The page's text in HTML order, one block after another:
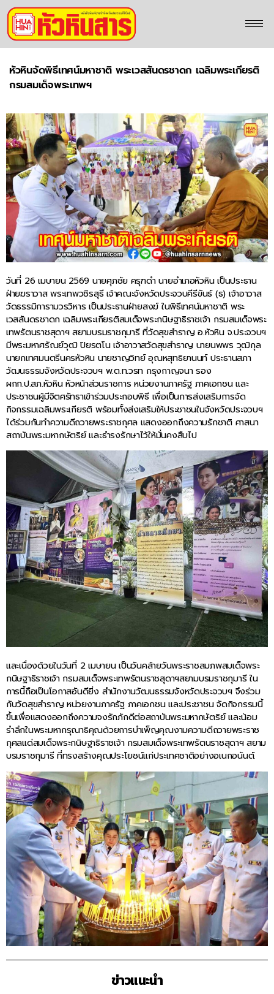
หัวหินจัดพิธีเทศน์มหาชาติ พระเวสสันดรชาดก เฉลิมพระเกียรติ
กรมสมเด็จพระเทพฯ
วันที่ 26 เมษายน 2569 นายศุภชัย ครุฑดำ นายอำเภอหัวหิน เป็นประธาน
ฝ่ายฆราวาส พระเทพวชิรสุธี เจ้าคณะจังหวัดประจวบคีรีขันธ์ (ธ) เจ้าอาวาส
วัดธรรมิการามวรวิหาร เป็นประธานฝ่ายสงฆ์ ในพิธีเทศน์มหาชาติ พระ
เวสสันดรชาดก เฉลิมพระเกียรติสมเด็จพระกนิษฐาธิราชเจ้า กรมสมเด็จพระ
เทพรัตนราชสุดาฯ สยามบรมราชกุมารี ที่วัดสุขสำราญ อ.หัวหิน จ.ประจวบฯ
มีพระมหาศรัณย์วุฒิ ปิยรตโน เจ้าอาวาสวัดสุขสำราญ นายนพพร วุฒิกุล
นายกเทศมนตรีนครหัวหิน นายชาญวิทย์ อุณหสุทธิยานนท์ ประธานสภา
วัฒนธรรมจังหวัดประจวบฯ พ.ต.ท.วรท กรุงกาญจนา รอง
ผกก.ป.สภ.หัวหิน หัวหน้าส่วนราชการ หน่วยงานภาครัฐ ภาคเอกชน และ
ประชาชนผู้มีจิตศรัทธาเข้าร่วมประกอบพิธี เพื่อเป็นการส่งเสริมการจัด
กิจกรรมเฉลิมพระเกียรติ พร้อมทั้งส่งเสริมให้ประชาชนในจังหวัดประจวบฯ
ได้ร่วมกันทำความดีถวายพระราชกุศล แสดงออกถึงความรักชาติ ศาสนา
สถาบันพระมหากษัตริย์ และธำรงรักษาไว้ให้มั่นคงสืบไป
และเนื่องด้วยในวันที่ 2 เมษายน เป็นวันคล้ายวันพระราชสมภพสมเด็จพระ
กนิษฐาธิราชเจ้า กรมสมเด็จพระเทพรัตนราชสุดาฯสยามบรมราชกุมารี ใน
การนี้ถือเป็นโอกาสอันดียิ่ง สำนักงานวัฒนธรรมจังหวัดประจวบฯ จึงร่วม
กับวัดสุขสำราญ หน่วยงานภาครัฐ ภาคเอกชน และประชาชน จัดกิจกรรมนี้
ขึ้นเพื่อแสดงออกถึงความจงรักภักดีต่อสถาบันพระมหากษัตริย์ และน้อม
รำลึกในพระมหากรุณาธิคุณด้วยการบำเพ็ญคุณงามความดีถวายพระราช
กุศลแด่สมเด็จพระกนิษฐาธิราชเจ้า กรมสมเด็จพระเทพรัตนราชสุดาฯ สยาม
บรมราชกุมารี ที่ทรงสร้างคุณประโยชน์แก่ประเทศชาติอย่างอเนกอนันต์.
ข่าวแนะนำ